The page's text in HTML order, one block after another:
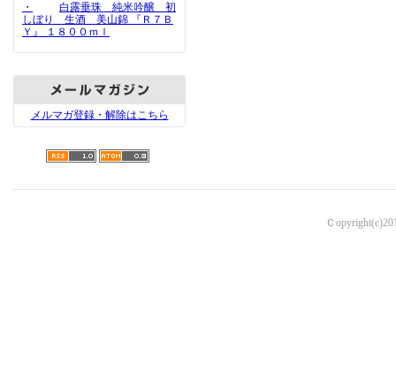
・
白露垂珠 純米吟醸 初
しぼり 生酒 美山錦 『Ｒ７Ｂ
Ｙ』 １８００ｍｌ
メルマガ登録・解除はこちら
Ｃ